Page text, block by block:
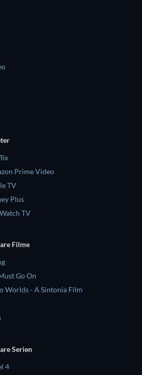
Prime Video
TV
Plus
TV
Filme
Go On
Worlds - A Sintonia Film
Serien
4